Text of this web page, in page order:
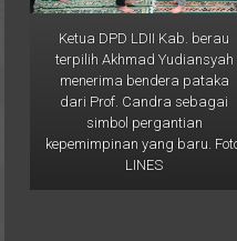
Ketua DPD LDII Kab. berau
terpilih Akhmad Yudiansyah
menerima bendera pataka
dari Prof. Candra sebagai
simbol pergantian
kepemimpinan yang baru. Foto:
LINES